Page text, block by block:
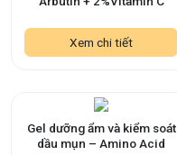
Xem chi tiết
Gel dưỡng ẩm và kiểm soát
dầu mụn – Amino Acid